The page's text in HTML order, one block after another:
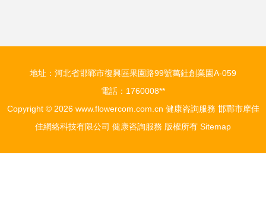
地址：河北省邯鄲市復興區果園路99號萬釷創業園A-059
電話：1760008**
Copyright © 2026 www.flowercom.com.cn 健康咨詢服務 邯鄲市摩佳
佳網絡科技有限公司 健康咨詢服務 版權所有 Sitemap